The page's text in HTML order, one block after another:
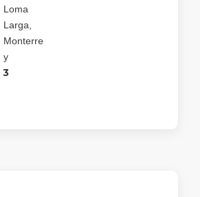
Loma
Larga,
Monterre
y
3